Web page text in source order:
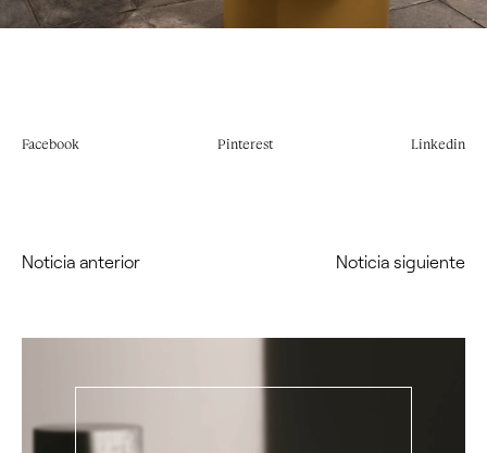
Facebook Pinterest Linkedin
Noticia anterior Noticia siguiente